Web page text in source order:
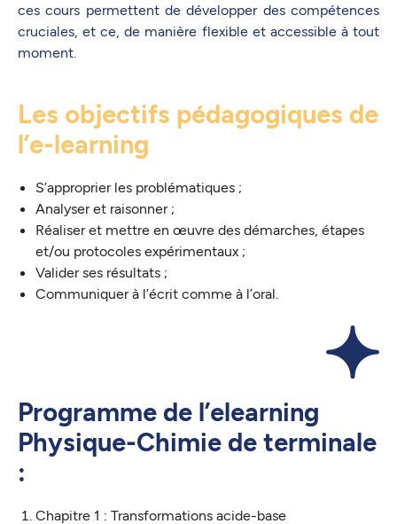
ces cours permettent de développer des compétences
cruciales, et ce, de manière flexible et accessible à tout
moment.
Les objectifs pédagogiques de
l’e-learning
S’approprier les problématiques ;
Analyser et raisonner ;
Réaliser et mettre en œuvre des démarches, étapes
et/ou protocoles expérimentaux ;
Valider ses résultats ;
Communiquer à l’écrit comme à l’oral.
Programme de l’elearning
Physique-Chimie de terminale
:
Chapitre 1 : Transformations acide-base